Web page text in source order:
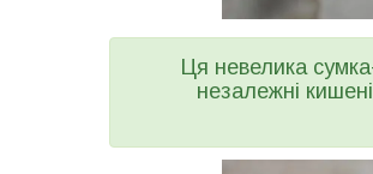
Ця невелика
незалежні